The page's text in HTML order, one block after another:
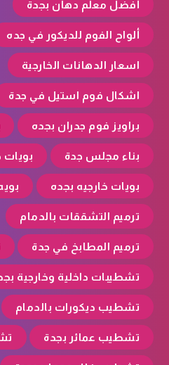
أفضل معلم دهان بجدة
ألواح الفوم للديكور في جده
اسعار الدهانات الخارجية
اشكال فوم استيل في جدة
براويز فوم جدران بجده
بناء مجلس جدة بويات
بويات خارجيه بجده
ترميم التشققات بالدمام
ترميم المطابخ في جدة
تشطيبات داخلية وخارجية
تشطيب ديكورات بالدمام
تشطيب عمائر بجدة